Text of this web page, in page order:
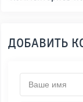
ДОБАВИТЬ